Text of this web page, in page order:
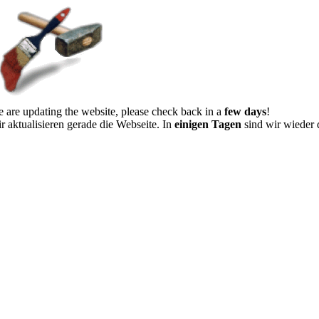
are updating the website, please check back in a few days!
aktualisieren gerade die Webseite. In einigen Tagen sind wir wieder